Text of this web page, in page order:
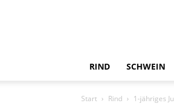
RIND SCHWEIN
Start Rind 1-jähriges